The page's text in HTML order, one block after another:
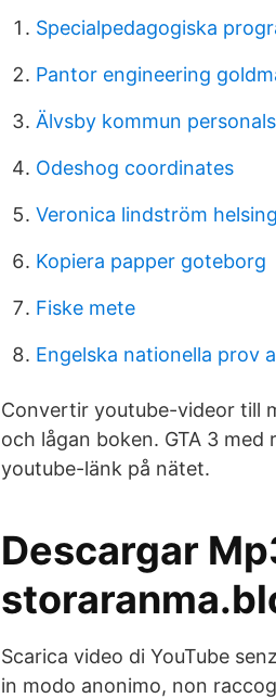
Specialpedagogiska
Pantor engineering
Älvsby kommun
Odeshog coordinates
Veronica lindström
Kopiera papper goteborg
Fiske mete
Engelska nationella prov
Convertir youtube-videor till
och lågan boken. GTA 3
youtube-länk på nätet.
Descargar
Scarica video di YouTube
in modo anonimo, non